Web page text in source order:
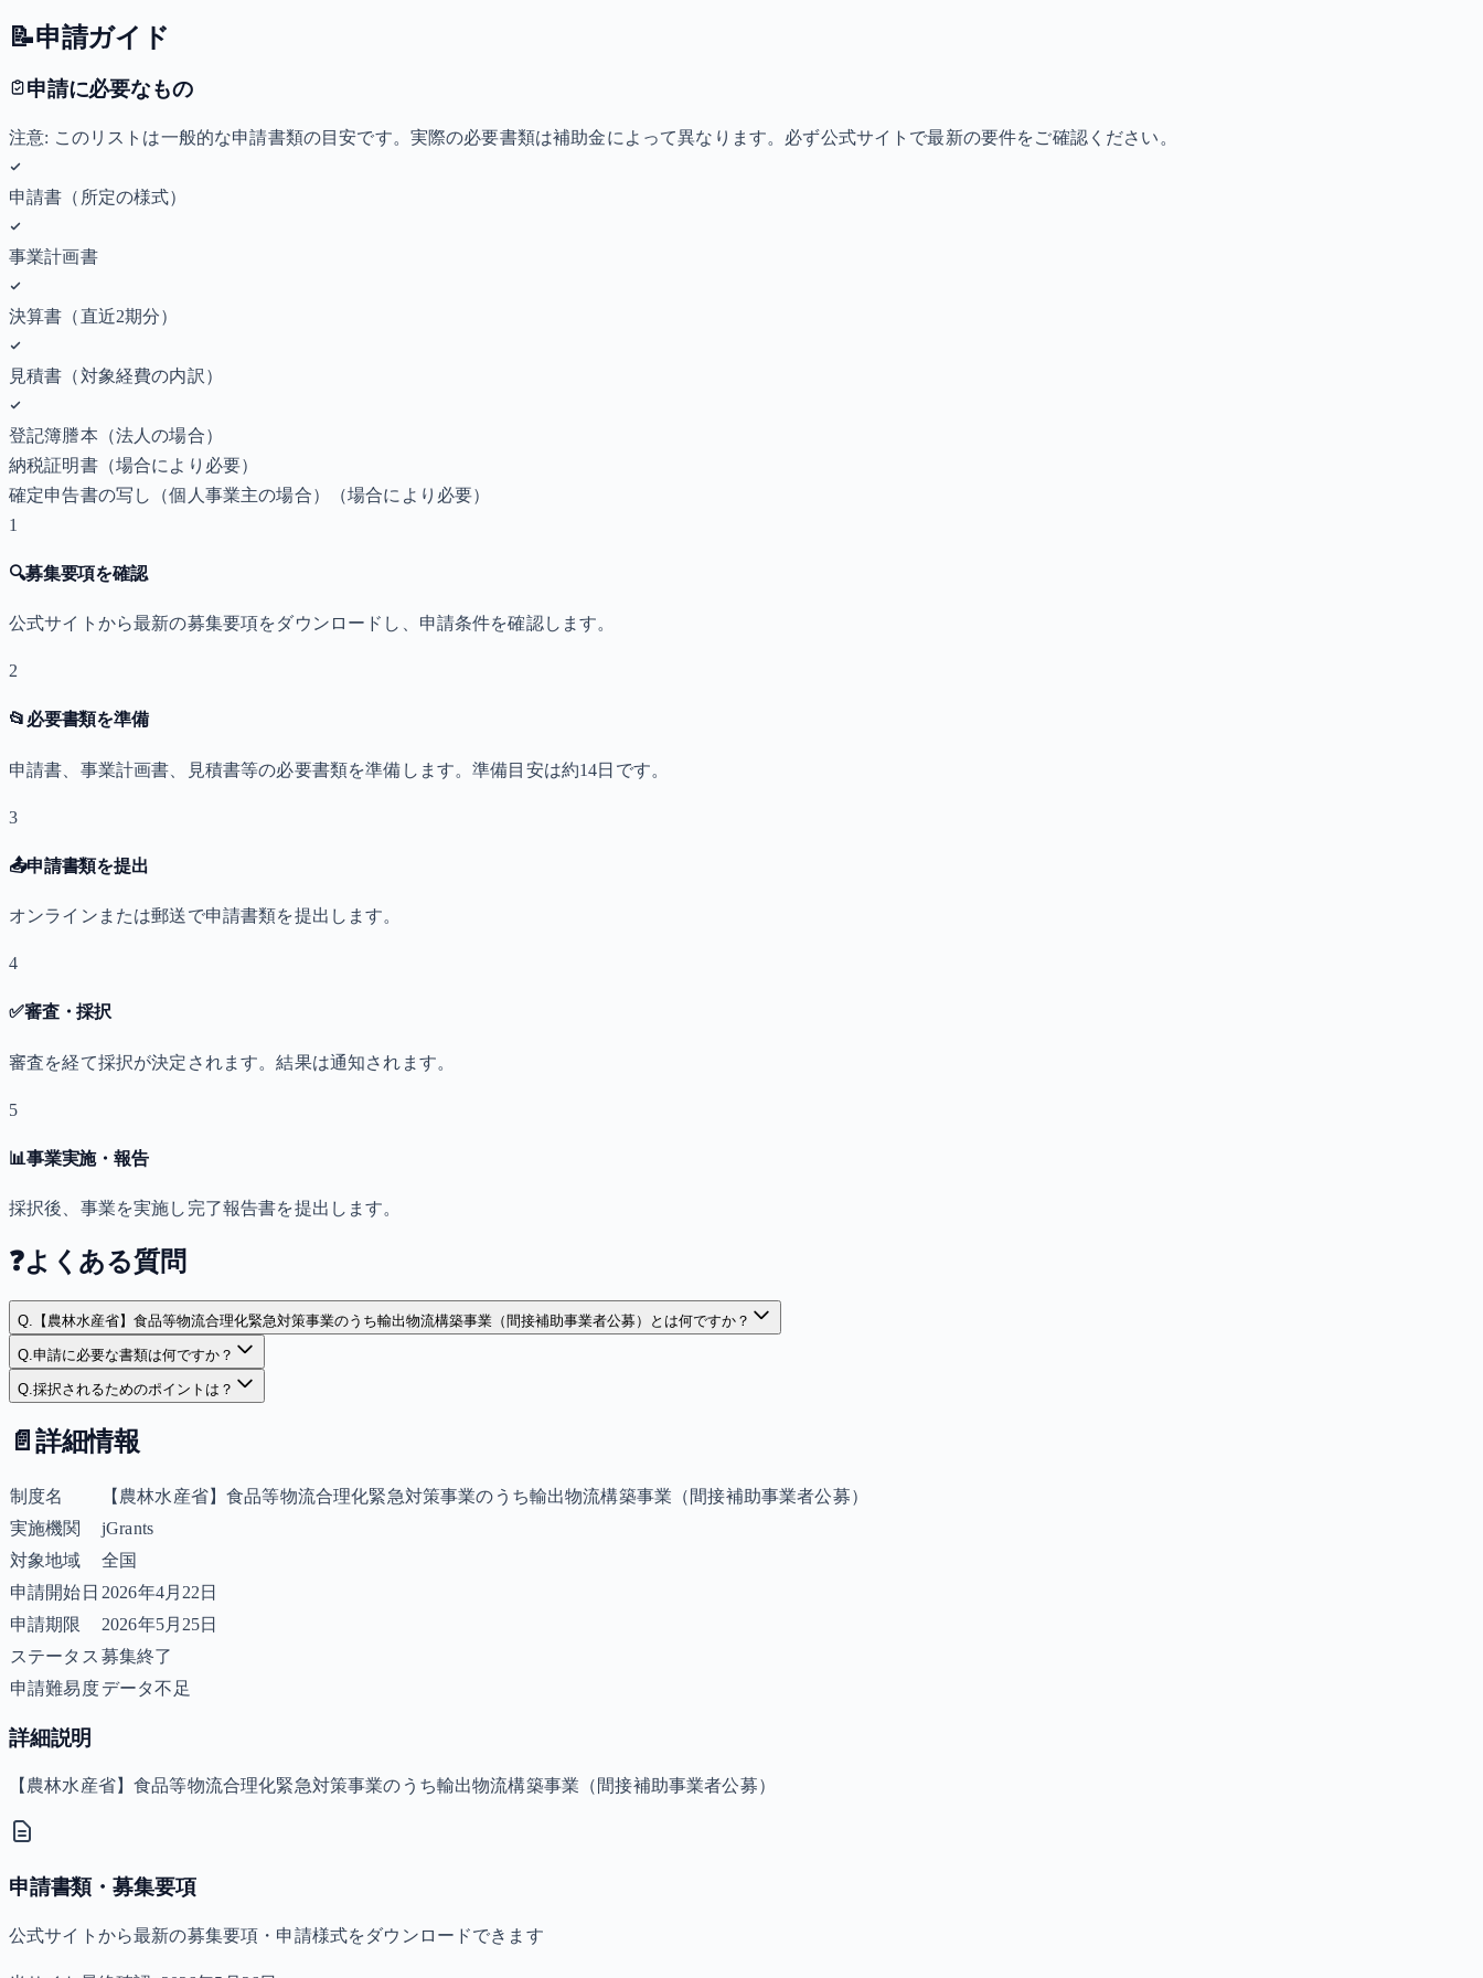
📝申請ガイド
申請に必要なもの
注意: このリストは一般的な申請書類の目安です。実際の必要書類は補助金によって異なります。必ず公式サイトで最新の要件をご確認ください。
申請書（所定の様式）
事業計画書
決算書（直近2期分）
見積書（対象経費の内訳）
登記簿謄本（法人の場合）
納税証明書（場合により必要）
確定申告書の写し（個人事業主の場合）
（場合により必要）
1
🔍募集要項を確認
公式サイトから最新の募集要項をダウンロードし、申請条件を確認します。
2
📂 必要書類を準備
申請書、事業計画書、見積書等の必要書類を準備します。準備目安は約14日です。
3
📤申請書類を提出
オンラインまたは郵送で申請書類を提出します。
4
✅審査・採択
審査を経て採択が決定されます。結果は通知されます。
5
📊事業実施・報告
採択後、事業を実施し完了報告書を提出します。
❓よくある質問
Q. 【農林水産省】食品等物流合理化緊急対策事業のうち輸出物流構築事業（間接補助事業者公募）とは何ですか？
Q.申請に必要な書類は何ですか？
Q.採択されるためのポイントは？
📄 詳細情報
制度名
【農林水産省】食品等物流合理化緊急対策事業のうち輸出物流構築事業（間接補助事業者公募）
実施機関
jGrants
対象地域
全国
申請開始日 2026年4月22日
申請期限
2026年5月25日
ステータス 募集終了
申請難易度データ不足
詳細説明
【農林水産省】食品等物流合理化緊急対策事業のうち輸出物流構築事業（間接補助事業者公募）
申請書類・募集要項
公式サイトから最新の募集要項・申請様式をダウンロードできます